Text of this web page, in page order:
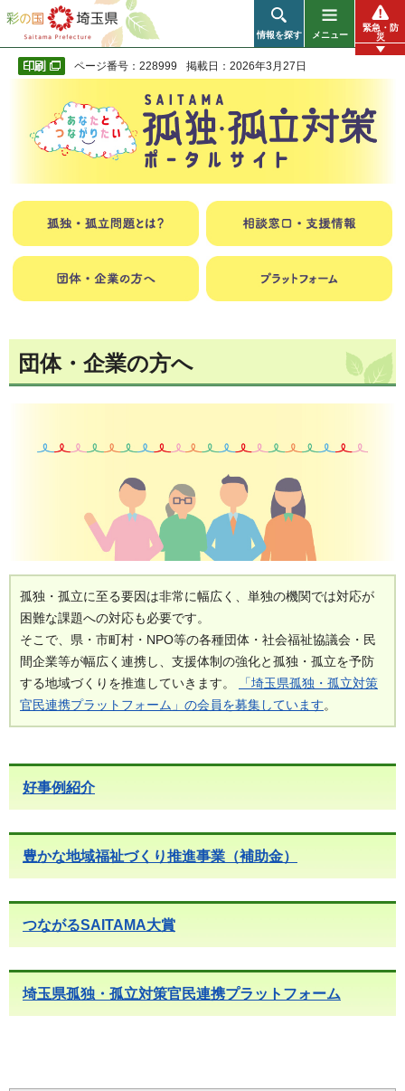
彩の国 埼玉県
情報を探す メニュー
緊急・防
災
ページ番号：228999 掲載日：2026年3月27日
団体・企業の方へ
孤独・孤立に至る要因は非常に幅広く、単独の機関では対応が
困難な課題への対応も必要です。
そこで、県・市町村・NPO等の各種団体・社会福祉協議会・民
間企業等が幅広く連携し、支援体制の強化と孤独・孤立を予防
する地域づくりを推進していきます。
「埼玉県孤独・孤立対策
官民連携プラットフォーム」の会員を募集しています。
好事例紹介
豊かな地域福祉づくり推進事業（補助金）
つながるSAITAMA大賞
埼玉県孤独・孤立対策官民連携プラットフォーム